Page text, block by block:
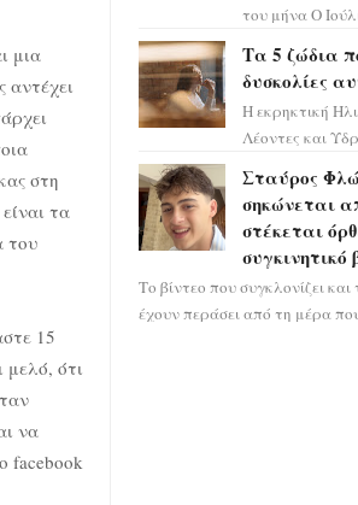
μια
αντέχει
στη
τα
του
15
ότι
να
facebook
του μήνα Ο
περνάει στο
Τα 5 ζώδια
δυσκολίες
Η εκρηκτική
Λέοντες και
χάους, καθώς η
Σταύρος
σηκώνεται
στέκεται
συγκινητικό
Το βίντεο που συγκλονίζει
έχουν περάσει από τη μέρα